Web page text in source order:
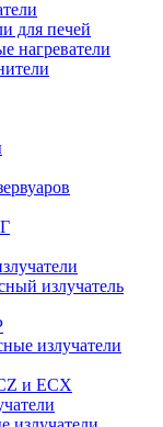
для печей
нагреватели
излучатель
излучатели
и ECX